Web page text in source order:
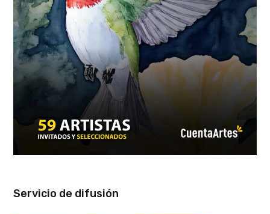
Servicio de difusión